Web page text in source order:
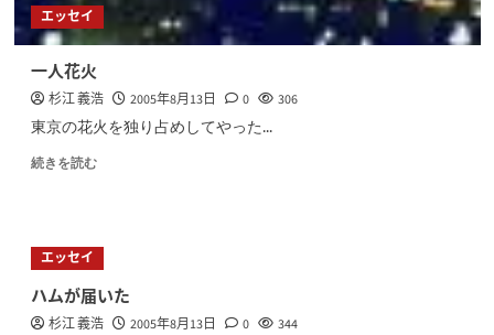
エッセイ
一人花火
杉江 義浩 2005年8月13日 0 306
東京の花火を独り占めしてやった...
続きを読む
エッセイ
ハムが届いた
杉江 義浩 2005年8月13日 0 344